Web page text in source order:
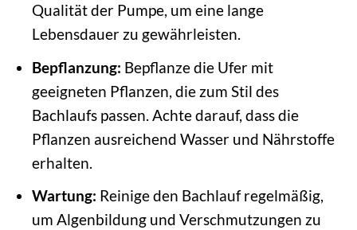
Qualität der Pumpe, um eine lange
Lebensdauer zu gewährleisten.
Bepflanzung: Bepflanze die Ufer mit
geeigneten Pflanzen, die zum Stil des
Bachlaufs passen. Achte darauf, dass die
Pflanzen ausreichend Wasser und Nährstoffe
erhalten.
Wartung: Reinige den Bachlauf regelmäßig,
um Algenbildung und Verschmutzungen zu